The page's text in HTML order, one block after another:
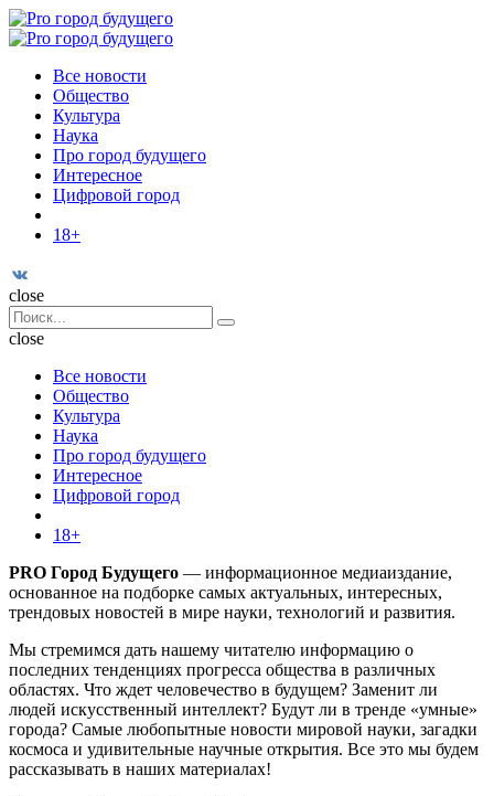
Menu
Поиск
Menu
Pro
Все новости
Общество
Культура
Наука
Про город будущего
Интересное
Цифровой город
18+
Поиск
close
Search
for:
Поиск
close
Все новости
Общество
Культура
Наука
Про город будущего
Интересное
Цифровой город
18+
PRO Город Будущего — информационное медиаиздание,
основанное на подборке самых актуальных, интересных,
трендовых новостей в мире науки, технологий и развития.
Мы стремимся дать нашему читателю информацию о
последних тенденциях прогресса общества в различных
областях. Что ждет человечество в будущем? Заменит ли
людей искусственный интеллект? Будут ли в тренде «умные»
города? Самые любопытные новости мировой науки, загадки
космоса и удивительные научные открытия. Все это мы будем
рассказывать в наших материалах!